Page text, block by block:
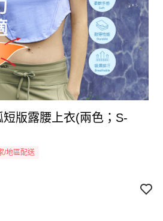
版露腰上衣(兩色；S-
/地區配送